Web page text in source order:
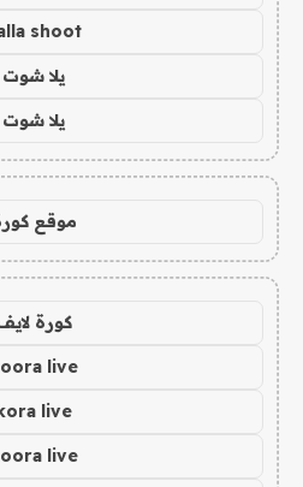
shoot
يلا شوت
يلا شوت
موقع
كورة
live
live
live